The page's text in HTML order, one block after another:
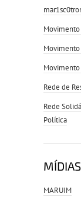
Movimento
Movimento
Rede de
Rede
Política
MÍDIAS
MARUIM